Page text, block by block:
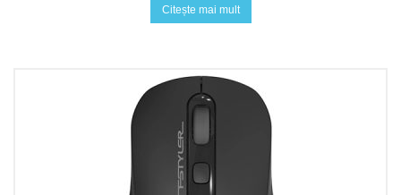
Citește mai mult